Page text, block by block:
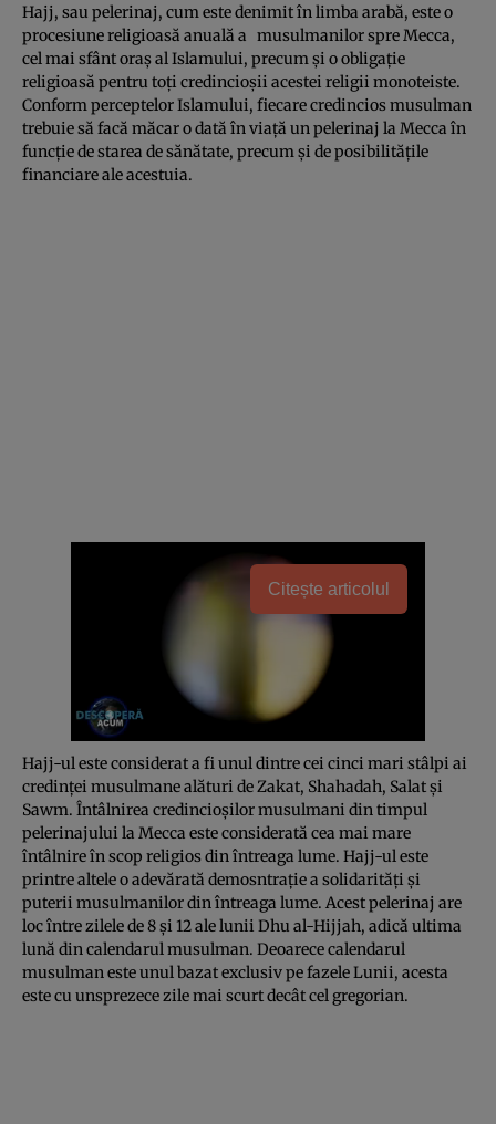
Hajj, sau pelerinaj, cum este denimit în limba arabă, este o
procesiune religioasă anuală a musulmanilor spre Mecca,
cel mai sfânt oraş al Islamului, precum şi o obligaţie
religioasă pentru toţi credincioşii acestei religii monoteiste.
Conform perceptelor Islamului, fiecare credincios musulman
trebuie să facă măcar o dată în viaţă un pelerinaj la Mecca în
funcţie de starea de sănătate, precum şi de posibilităţile
financiare ale acestuia.
Citește articolul
Hajj-ul este considerat a fi unul dintre cei cinci mari stâlpi ai
credinţei musulmane alături de Zakat, Shahadah, Salat şi
Sawm. Întâlnirea credincioşilor musulmani din timpul
pelerinajului la Mecca este considerată cea mai mare
întâlnire în scop religios din întreaga lume. Hajj-ul este
printre altele o adevărată demosntraţie a solidarităţi şi
puterii musulmanilor din întreaga lume. Acest pelerinaj are
loc între zilele de 8 şi 12 ale lunii Dhu al-Hijjah, adică ultima
lună din calendarul musulman. Deoarece calendarul
musulman este unul bazat exclusiv pe fazele Lunii, acesta
este cu unsprezece zile mai scurt decât cel gregorian.